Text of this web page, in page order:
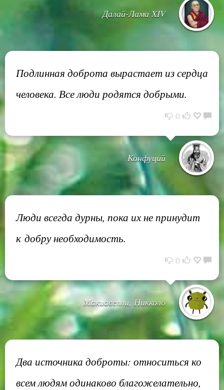
Далай-Лама XIV
Подлинная доброта вырастает из сердца
человека. Все люди родятся добрыми.
0
Конфуций
Люди всегда дурны, пока их не принудит
к добру необходимость.
0
Макиавелли, Никколо
Два источника доброты: относиться ко
всем людям одинаково благожелательно,